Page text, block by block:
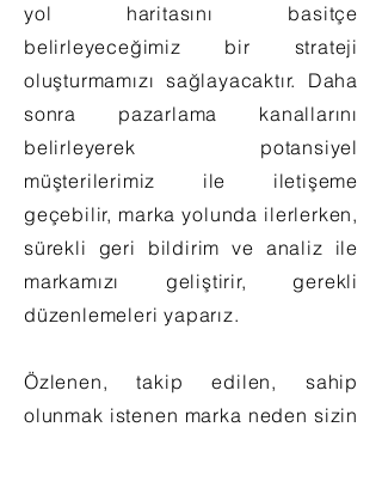
yol haritasını basitçe
belirleyeceğimiz bir strateji
oluşturmamızı sağlayacaktır. Daha
sonra pazarlama kanallarını
belirleyerek potansiyel
müşterilerimiz ile iletişeme
geçebilir, marka yolunda ilerlerken,
sürekli geri bildirim ve analiz ile
markamızı geliştirir, gerekli
düzenlemeleri yaparız.
Özlenen, takip edilen, sahip
olunmak istenen marka neden sizin